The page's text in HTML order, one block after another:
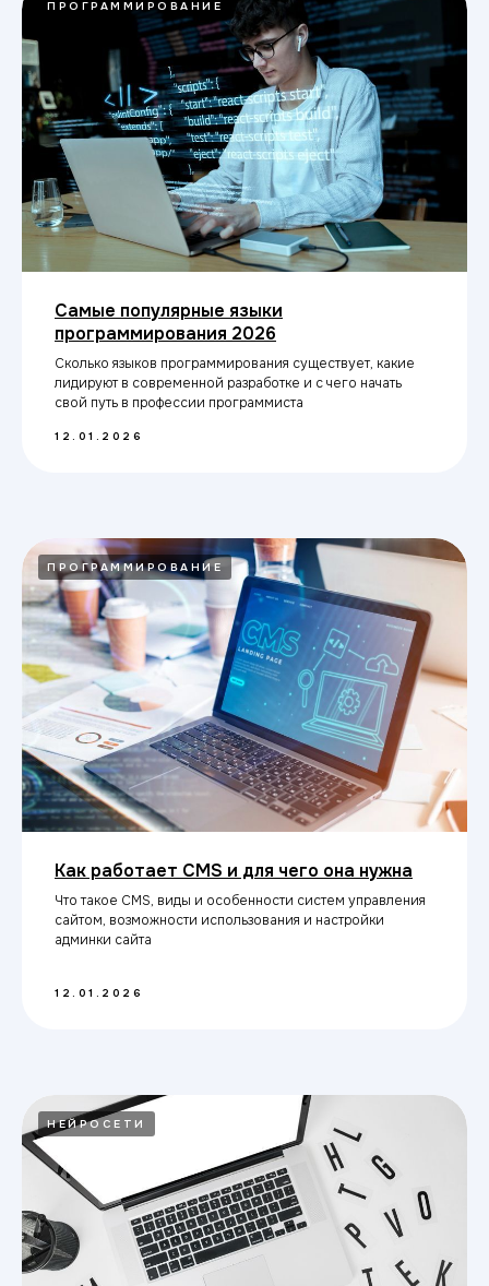
ПРОГРАММИРОВАНИЕ
Самые популярные языки
программирования 2026
Сколько языков программирования существует, какие
лидируют в современной разработке и с чего начать
свой путь в профессии программиста
12.01.2026
ПРОГРАММИРОВАНИЕ
Как работает CMS и для чего она нужна
Что такое CMS, виды и особенности систем управления
сайтом, возможности использования и настройки
админки сайта
12.01.2026
НЕЙРОСЕТИ